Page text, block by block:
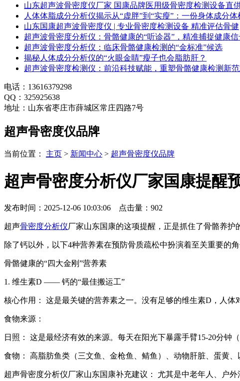
山东超声波骨密度仪厂家 国康品牌医用级骨密度检测设备直
人体体脂成分分析仪揭示从“虚胖”到“实瘦”：一份身体成分体
山东国康超声波骨密度仪 | 专业骨密度检测设备 精准评估骨健
超声波骨密度分析仪：骨骼健康的“听诊器”，精准捕捉健康信
超声波骨密度分析仪：临床骨骼健康检测的“金标准”候选
揭秘人体成分分析仪的“火眼金睛”瘦子也会脂肪肝？
超声波骨密度检测仪：前沿科技赋能，重塑骨骼健康检测新
电话：13616379298
QQ：325925638
地址：山东省枣庄市薛城区常庄四路7号
超声骨密度仪品牌
当前位置： 主页 > 新闻中心 > 超声骨密度仪品牌
超声骨密度分析仪厂家国康提醒
发布时间：2025-12-06 10:03:06 点击量： 902
超声骨密度分析仪厂家山东国康的这项提醒，正是抓住了骨骼养
除了钙以外，以下4种营养素在预防骨质疏松中扮演着至关重要的
骨骼健康的“四大金刚”营养素
1. 维生素D —— 钙的“最佳搬运工”
核心作用： 这是最关键的营养素之一。没有足够的维生素D，人体
食物来源：
日照： 这是最经济有效的来源。每天在阳光下暴露手臂15-20分钟（
食物： 高脂肪鱼类（三文鱼、金枪鱼、鲭鱼）、动物肝脏、蛋黄、
超声骨密度分析仪厂家山东国康补充建议： 尤其是中老年人、户